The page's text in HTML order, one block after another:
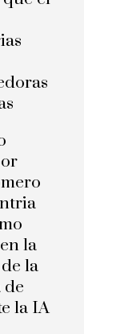
la
la
de
la IA